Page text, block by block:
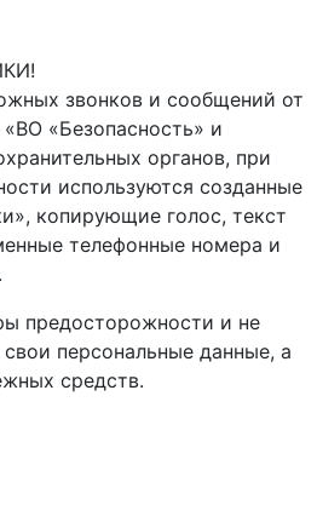
звонков и сообщений от
«Безопасность» и
органов, при
используются созданные
копирующие голос, текст
телефонные номера и
предосторожности и не
персональные данные, а
средств.